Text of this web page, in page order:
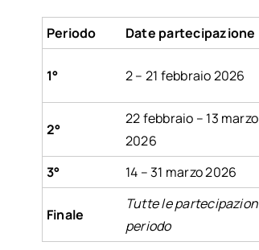
Periodo Date partecipazione
1° 2 – 21 febbraio 2026
2°
22 febbraio – 13 marzo
2026
3° 14 – 31 marzo 2026
Finale
Tutte le
periodo